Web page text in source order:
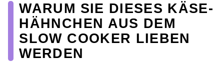
WARUM SIE DIESES KÄSE-
HÄHNCHEN AUS DEM
SLOW COOKER LIEBEN
WERDEN